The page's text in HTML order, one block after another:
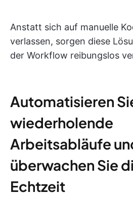
Anstatt sich auf manuelle
verlassen, sorgen diese
der Workflow reibungslos
Automatisieren
wiederholende
Arbeitsabläufe
überwachen Sie
Echtzeit